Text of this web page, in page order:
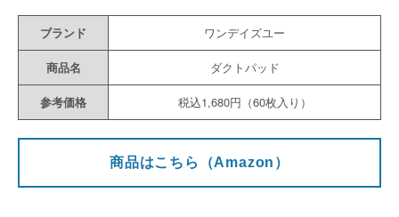
ブランド ワンデイズユー
商品名 ダクトパッド
参考価格 税込1,680円（60枚入り）
商品はこちら（Amazon）